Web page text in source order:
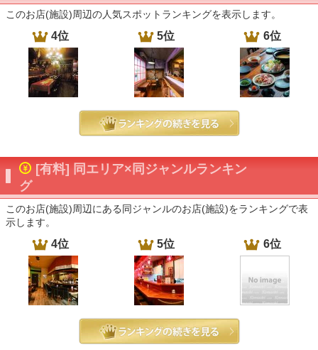
このお店(施設)周辺の人気スポットランキングを表示します。
4位 5位 6位
[有料] 同エリア×同ジャンルランキン
グ
このお店(施設)周辺にある同ジャンルのお店(施設)をランキングで表
示します。
4位 5位 6位